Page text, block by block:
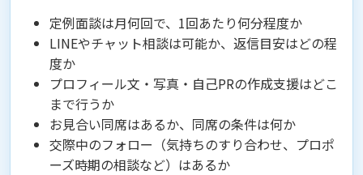
定例面談は月何回で、1回あたり何分程度か
LINEやチャット相談は可能か、返信目安はどの程
度か
プロフィール文・写真・自己PRの作成支援はどこ
まで行うか
お見合い同席はあるか、同席の条件は何か
交際中のフォロー（気持ちのすり合わせ、プロポ
ーズ時期の相談など）はあるか